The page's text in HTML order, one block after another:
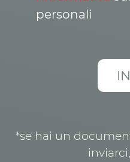
personali
*se hai un